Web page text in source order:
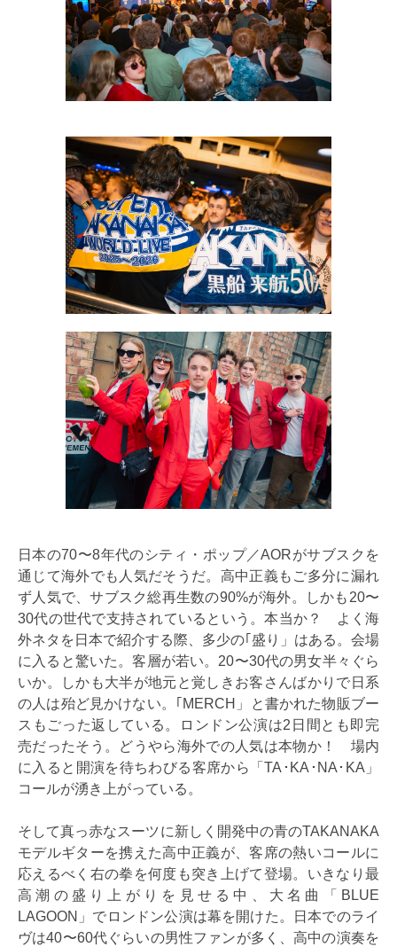
日本の70〜8年代のシティ・ポップ／AORがサブスクを
通じて海外でも人気だそうだ。高中正義もご多分に漏れ
ず人気で、サブスク総再生数の90%が海外。しかも20〜
30代の世代で支持されているという。本当か？ よく海
外ネタを日本で紹介する際、多少の｢盛り」はある。会場
に入ると驚いた。客層が若い。20〜30代の男女半々ぐら
いか。しかも大半が地元と覚しきお客さんばかりで日系
の人は殆ど見かけない。｢MERCH」と書かれた物販ブー
スもごった返している。ロンドン公演は2日間とも即完
売だったそう。どうやら海外での人気は本物か！ 場内
に入ると開演を待ちわびる客席から「TA･KA･NA･KA」
コールが湧き上がっている。
そして真っ赤なスーツに新しく開発中の青のTAKANAKA
モデルギターを携えた高中正義が、客席の熱いコールに
応えるべく右の拳を何度も突き上げて登場。いきなり最
高潮の盛り上がりを見せる中、大名曲「BLUE
LAGOON」でロンドン公演は幕を開けた。日本でのライ
ヴは40〜60代ぐらいの男性ファンが多く、高中の演奏を